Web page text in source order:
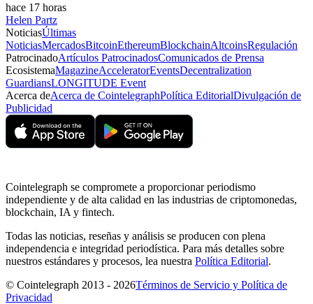
hace 17 horas
Helen Partz
NoticiasÚltimas
NoticiasMercadosBitcoinEthereumBlockchainAltcoinsRegulación
PatrocinadoArtículos PatrocinadosComunicados de Prensa
EcosistemaMagazineAcceleratorEventsDecentralization
GuardiansLONGITUDE Event
Acerca deAcerca de CointelegraphPolítica EditorialDivulgación de
Publicidad
Cointelegraph se compromete a proporcionar periodismo
independiente y de alta calidad en las industrias de criptomonedas,
blockchain, IA y fintech.
Todas las noticias, reseñas y análisis se producen con plena
independencia e integridad periodística. Para más detalles sobre
nuestros estándares y procesos, lea nuestra Política Editorial.
© Cointelegraph 2013 - 2026Términos de Servicio y Política de
Privacidad